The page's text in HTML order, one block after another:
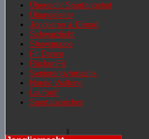
Übersicht Sportangebot
Übungsleiter
Jonglieren & Einrad
Schwarzlicht
Showgruppe
Fit Dance
RückenFit
Seniorengymnastik
Nordic Walking
Lauftreff
Sportabzeichen